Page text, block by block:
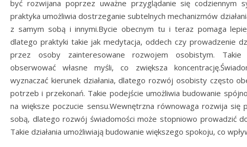
być rozwijana poprzez uważne przyglądanie się codziennym
praktyka umożliwia dostrzeganie subtelnych mechanizmów
z samym sobą i innymi.Bycie obecnym tu i teraz pomaga
dlatego praktyki takie jak medytacja, oddech czy prowadzenie
przez osoby zainteresowane rozwojem osobistym. Takie
obserwować własne myśli, co zwiększa
wyznaczać kierunek działania, dlatego rozwój osobisty często
potrzeb i przekonań. Takie podejście umożliwia budowanie
na większe poczucie sensu.Wewnętrzna równowaga rozwija się
sobą, dlatego rozwój świadomości może stopniowo prowadzić
Takie działania umożliwiają budowanie większego spokoju, co